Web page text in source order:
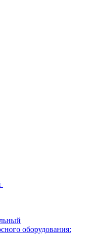
оборудования: